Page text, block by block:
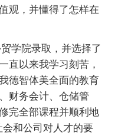
观，并懂得了怎样在
学院录取，并选择了
直以来我学习刻苦，
德智体美全面的教育
财务会计、仓储管
完全部课程并顺利地
和公司对人才的要